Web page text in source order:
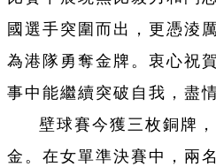
國選手突圍而出，更憑淩
為港隊勇奪金牌。衷心祝
事中能繼續突破自我，盡
壁球賽今獲三枚銅牌
金。在女單準決賽中，兩